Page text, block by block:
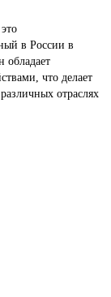
в России в
обладает
что делает
отраслях